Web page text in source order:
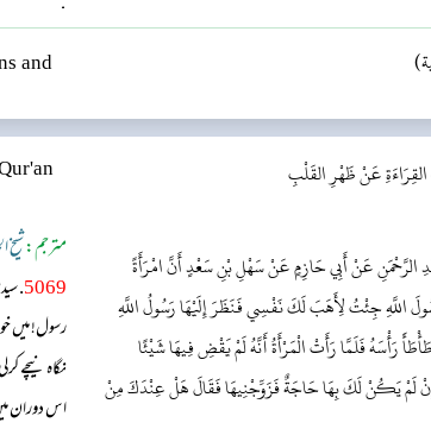
شخص بہت
and
عَنْ ظَهْرِ القَلْبِ
الرَّحْمَنِ عَنْ أَبِي حَازِمٍ عَنْ سَهْلِ بْنِ سَعْدٍ أَنَّ امْرَأَةً
اللَّهِ جِئْتُ لِأَهَبَ لَكَ نَفْسِي فَنَظَرَ إِلَيْهَا رَسُولُ اللَّهِ
رَأْسَهُ فَلَمَّا رَأَتْ الْمَرْأَةُ أَنَّهُ لَمْ يَقْضِ فِيهَا شَيْئًا
لَمْ يَكُنْ لَكَ بِهَا حَاجَةٌ فَزَوِّجْنِيهَا فَقَالَ هَلْ عِنْدَكَ مِنْ
مترجم:شیخ
5069
.
رسول! میں
نگاہ نیچے
اس دوران